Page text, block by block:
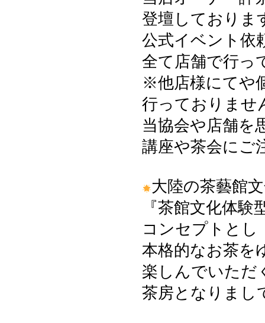
登壇しておりま
公式イベント依
全て店舗で行っ
※他店様にてや
行っておりませ
当協会や店舗を
講座や茶会にご
大陸の茶藝館
『茶館文化体験
コンセプトとし
本格的なお茶を
楽しんでいただ
茶房となりまし